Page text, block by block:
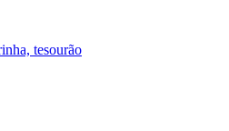
tesourão